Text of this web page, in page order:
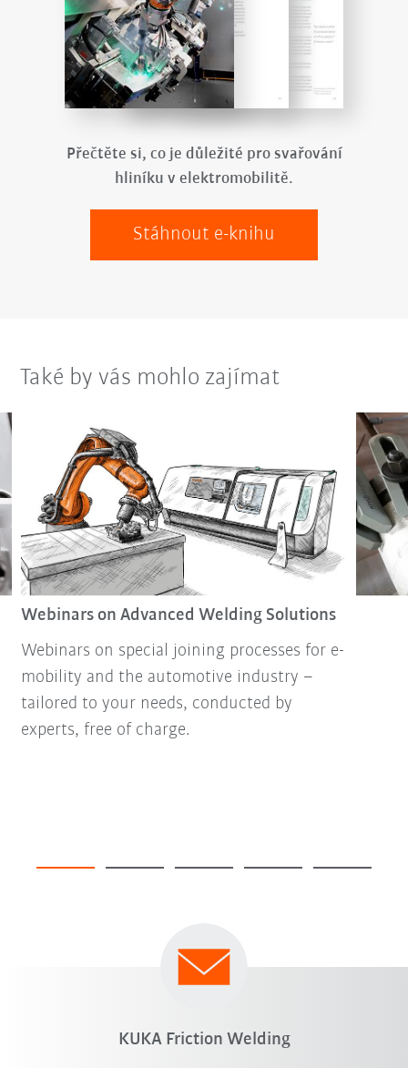
Přečtěte si, co je důležité pro svařování
hliníku v elektromobilitě.
Stáhnout e-knihu
Také by vás mohlo zajímat
Webinars on Advanced Welding Solutions
Webinars on special joining processes for e-
mobility and the automotive industry –
tailored to your needs, conducted by
experts, free of charge.
KUKA Friction Welding